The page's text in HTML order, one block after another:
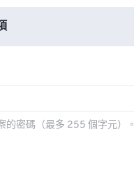
的密碼（最多 255 個字元）。